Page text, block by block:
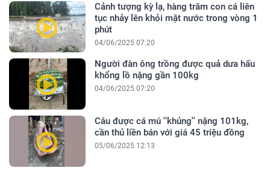
Cảnh tượng kỳ lạ, hàng trăm con cá liên
tục nhảy lên khỏi mặt nước trong vòng 1
phút
04/06/2025 07:20
Người đàn ông trồng được quả dưa hấu
khổng lồ nặng gần 100kg
04/06/2025 07:20
Câu được cá mú ''khủng'' nặng 101kg,
cần thủ liền bán với giá 45 triệu đồng
05/06/2025 12:13